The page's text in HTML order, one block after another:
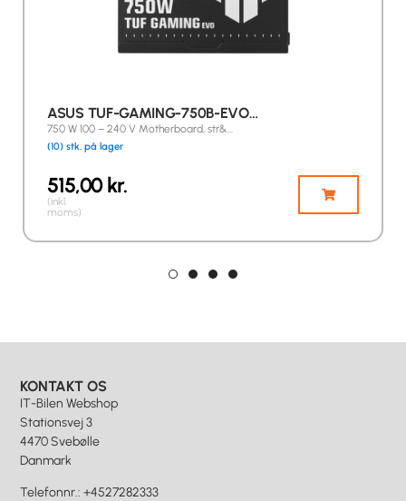
ASUS TUF-GAMING-750B-EVO…
750 W 100 – 240 V Motherboard, str&…
(10) stk. på lager
515,00kr.
(inkl.
moms)
KONTAKT OS
IT-Bilen Webshop
Stationsvej 3
4470 Svebølle
Danmark
Telefonnr.: +4527282333